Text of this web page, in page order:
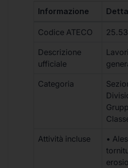
Informazione
Codice ATECO
Descrizione
ufficiale
Categoria
Attività incluse
•